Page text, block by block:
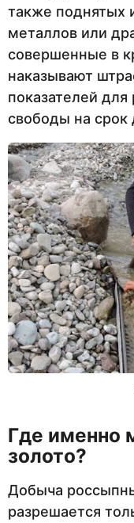
также поднятых
металлов или
совершенные в
наказывают
показателей
свободы на срок
Где именно
золото?
Добыча
разрешается